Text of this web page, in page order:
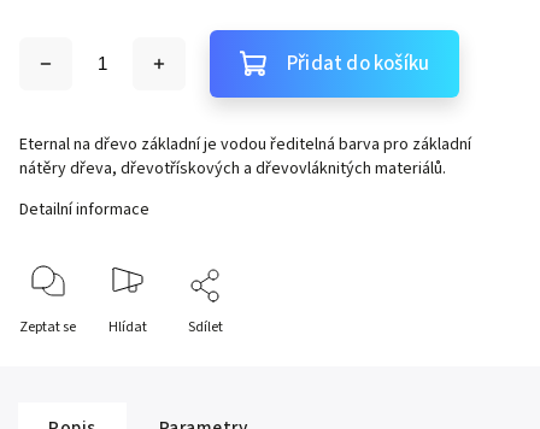
Přidat do košíku
Eternal na dřevo základní je vodou ředitelná barva pro základní
nátěry dřeva, dřevotřískových a dřevovláknitých materiálů.
Detailní informace
Zeptat se Hlídat Sdílet